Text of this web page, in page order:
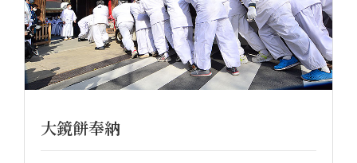
大鏡餅奉納